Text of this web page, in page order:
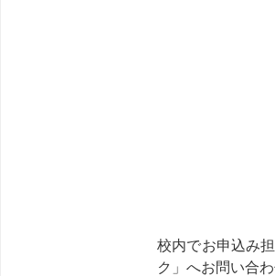
校内でお申込み
ク」へお問い合わ